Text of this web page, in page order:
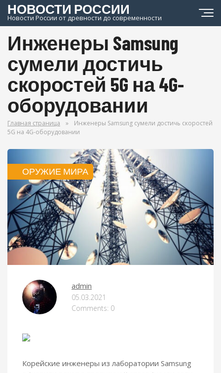
НОВОСТИ РОССИИ
Новости России от древности до современности
Инженеры Samsung
сумели достичь
скоростей 5G на 4G-
оборудовании
Главная страница »
Инженеры Samsung сумели достичь скоростей
5G на 4G-оборудовании
ОРУЖИЕ МИРА
admin
05.03.2021
Comments: 0
Корейские инженеры из лаборатории Samsung